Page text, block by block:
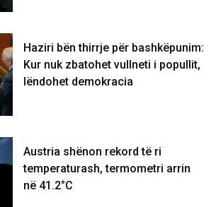
Haziri bën thirrje për bashkëpunim:
Kur nuk zbatohet vullneti i popullit,
lëndohet demokracia
Austria shënon rekord të ri
temperaturash, termometri arrin
në 41.2°C